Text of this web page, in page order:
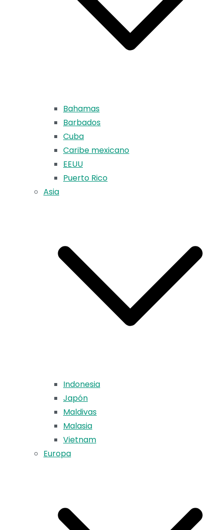
Bahamas
Barbados
Cuba
Caribe mexicano
EEUU
Puerto Rico
Asia
Indonesia
Japón
Maldivas
Malasia
Vietnam
Europa